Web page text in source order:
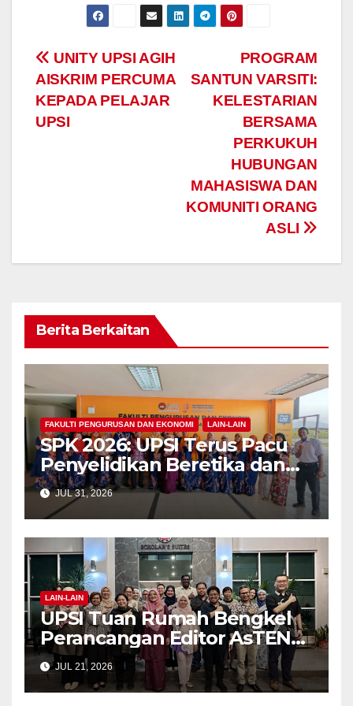
Navigasi
kiriman
PROGRAM
SANTUN VARSITI:
KELESTARIAN
BERSAMA
PERKUKUH
HUBUNGAN
MAHASISWA DAN
KOMUNITI ORANG
ASLI
UNITY UPSI AGIH
AISKRIM PERCUMA
KEPADA PELAJAR
UPSI
Berita Berkaitan
FAKULTI PENGURUSAN DAN EKONOMI LAIN-LAIN
SPK 2026: UPSI Terus Pacu
Penyelidikan Beretika dan
Inovasi Berteraskan
Manusiawi Dalam Era AI
JUL 31, 2026
LAIN-LAIN
UPSI Tuan Rumah Bengkel
Perancangan Editor AsTEN
Journal of Teacher Training
Education
JUL 21, 2026